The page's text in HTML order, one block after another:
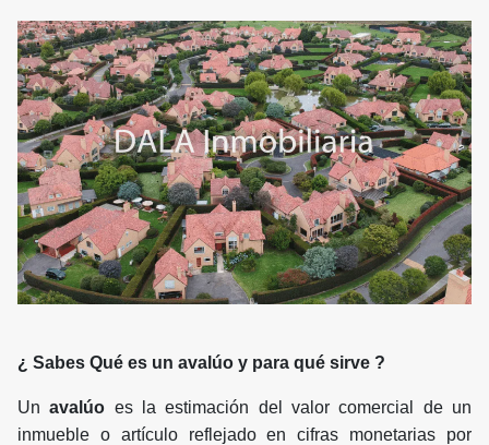
¿ Sabes Qué es un avalúo y para qué sirve ?
Unavalúo es la estimación del valor comercial de un
inmueble o artículo reflejado en cifras monetarias por